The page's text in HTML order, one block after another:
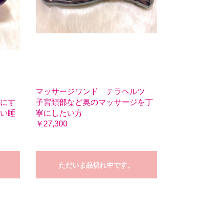
す
睡
マッサージワンド テラヘルツ
子宮頚部など奥のマッサージを丁
寧にしたい方
￥27,300
ただいま品切れ中です。